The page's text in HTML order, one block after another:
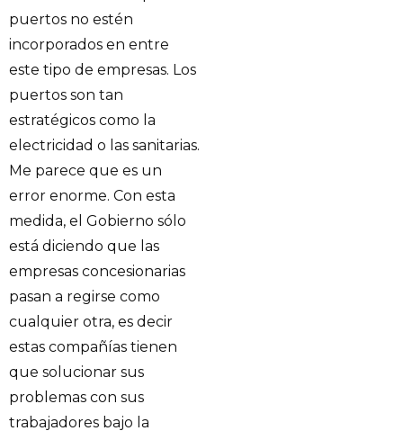
puertos no estén
incorporados en entre
este tipo de empresas. Los
puertos son tan
estratégicos como la
electricidad o las sanitarias.
Me parece que es un
error enorme. Con esta
medida, el Gobierno sólo
está diciendo que las
empresas concesionarias
pasan a regirse como
cualquier otra, es decir
estas compañías tienen
que solucionar sus
problemas con sus
trabajadores bajo la